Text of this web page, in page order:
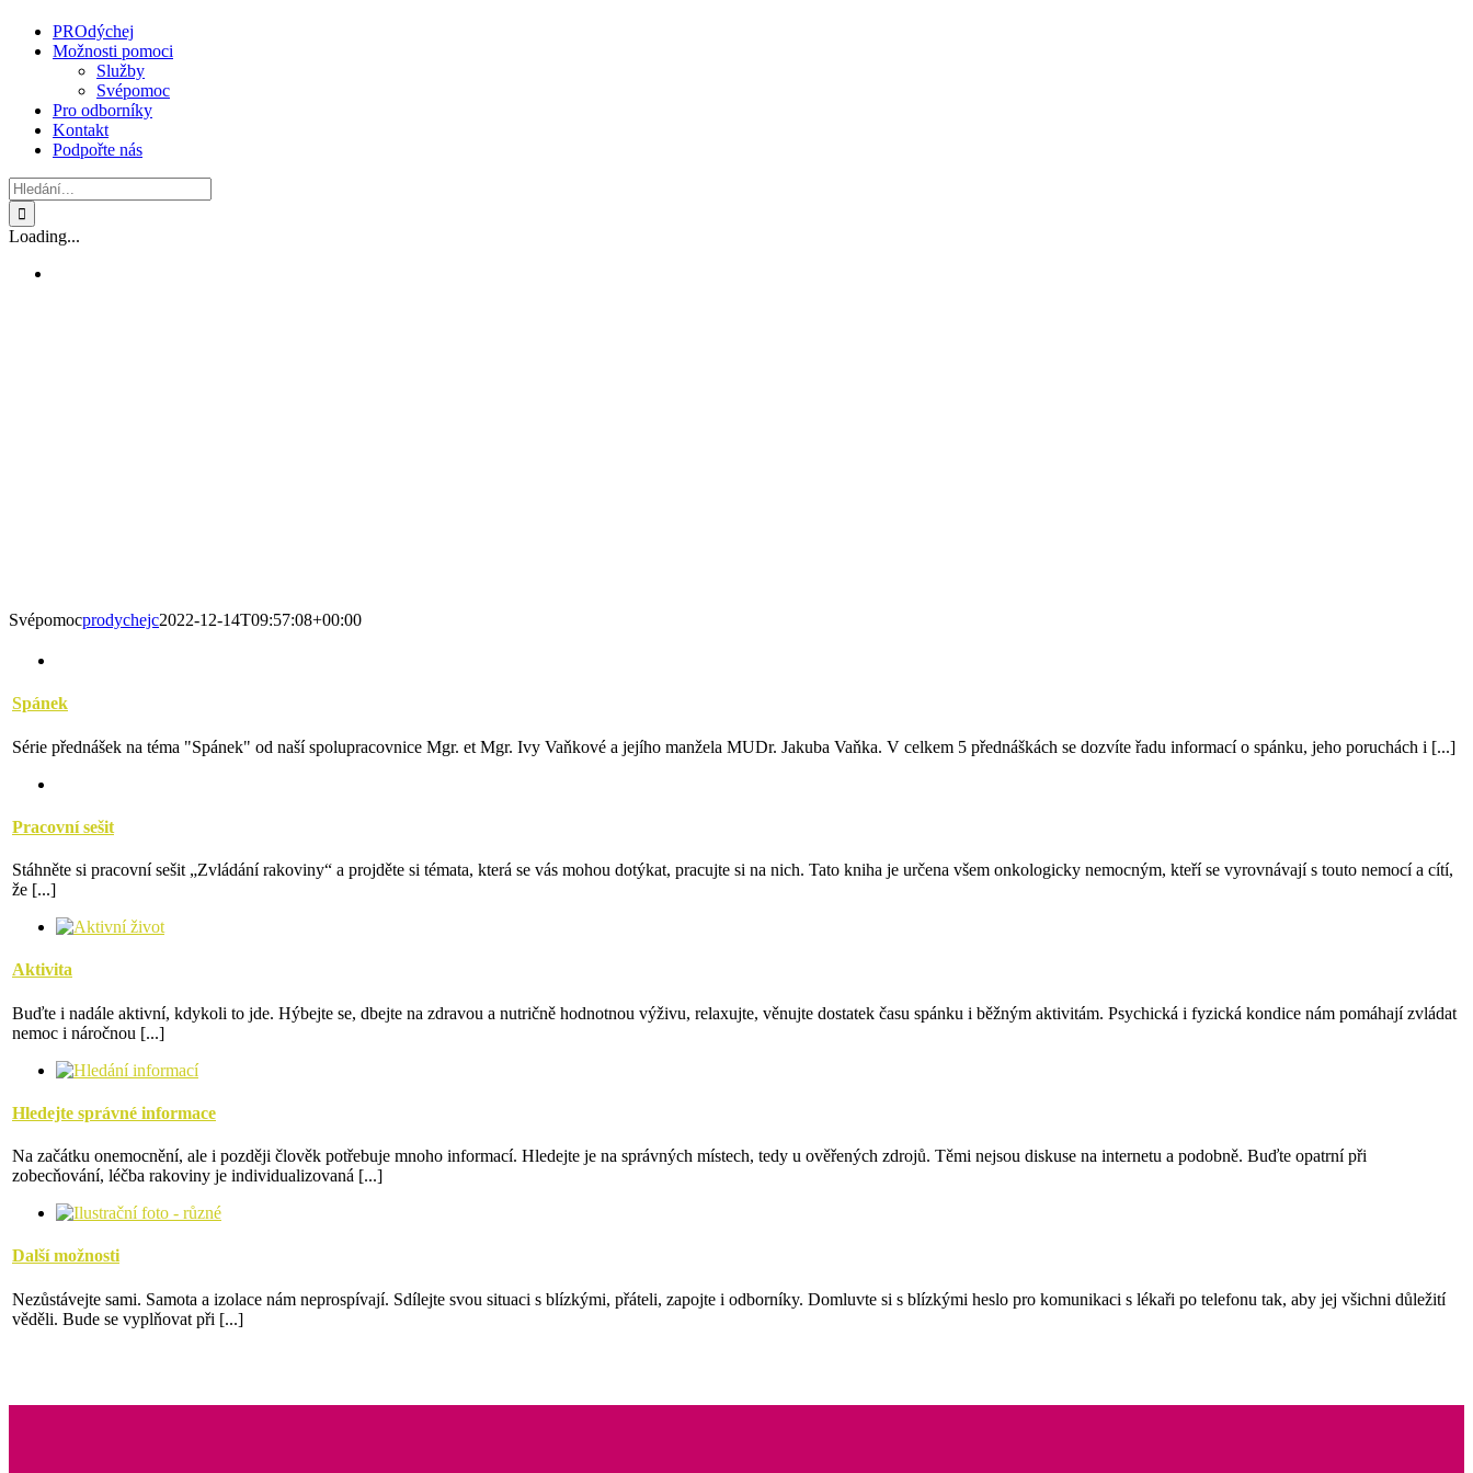
PROdýchej
Možnosti pomoci
Služby
Svépomoc
Pro odborníky
Kontakt
Podpořte nás
Hledat:
Loading...
Svépomocprodychejc2022-12-14T09:57:08+00:00
Spánek
Série přednášek na téma "Spánek" od naší spolupracovnice Mgr. et Mgr. Ivy Vaňkové a jejího manžela MUDr. Jakuba Vaňka. V celkem 5 přednáškách se dozvíte řadu informací o spánku, jeho poruchách i [...]
Pracovní sešit
Stáhněte si pracovní sešit „Zvládání rakoviny“ a projděte si témata, která se vás mohou dotýkat, pracujte si na nich. Tato kniha je určena všem onkologicky nemocným, kteří se vyrovnávají s touto nemocí a cítí,
že [...]
Aktivita
Buďte i nadále aktivní, kdykoli to jde. Hýbejte se, dbejte na zdravou a nutričně hodnotnou výživu, relaxujte, věnujte dostatek času spánku i běžným aktivitám. Psychická i fyzická kondice nám pomáhají zvládat
nemoc i náročnou [...]
Hledejte správné informace
Na začátku onemocnění, ale i později člověk potřebuje mnoho informací. Hledejte je na správných místech, tedy u ověřených zdrojů. Těmi nejsou diskuse na internetu a podobně. Buďte opatrní při
zobecňování, léčba rakoviny je individualizovaná [...]
Další možnosti
Nezůstávejte sami. Samota a izolace nám neprospívají. Sdílejte svou situaci s blízkými, přáteli, zapojte i odborníky. Domluvte si s blízkými heslo pro komunikaci s lékaři po telefonu tak, aby jej všichni důležití
věděli. Bude se vyplňovat při [...]